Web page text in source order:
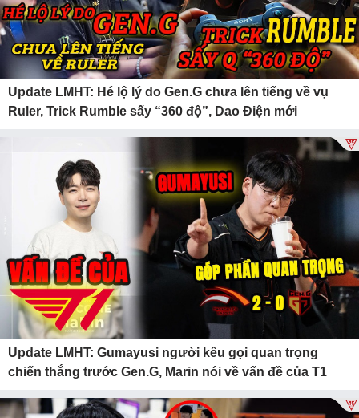
Update LMHT: Hé lộ lý do Gen.G chưa lên tiếng về vụ
Ruler, Trick Rumble sấy “360 độ”, Dao Điện mới
Update LMHT: Gumayusi người kêu gọi quan trọng
chiến thắng trước Gen.G, Marin nói về vấn đề của T1